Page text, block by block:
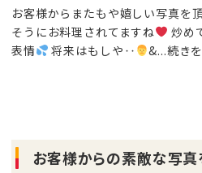
お客様からまたもや嬉しい写真を
そうにお料理されてますね
炒め
表情
将来はもしや‥ ‍&...続き
お客様からの素敵な写真